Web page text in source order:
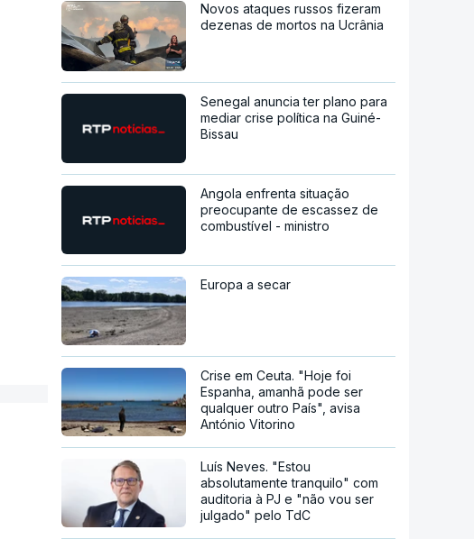
Novos ataques russos fizeram
dezenas de mortos na Ucrânia
Senegal anuncia ter plano para
mediar crise política na Guiné-
Bissau
Angola enfrenta situação
preocupante de escassez de
combustível - ministro
Europa a secar
Crise em Ceuta. "Hoje foi
Espanha, amanhã pode ser
qualquer outro País", avisa
António Vitorino
Luís Neves. "Estou
absolutamente tranquilo" com
auditoria à PJ e "não vou ser
julgado" pelo TdC